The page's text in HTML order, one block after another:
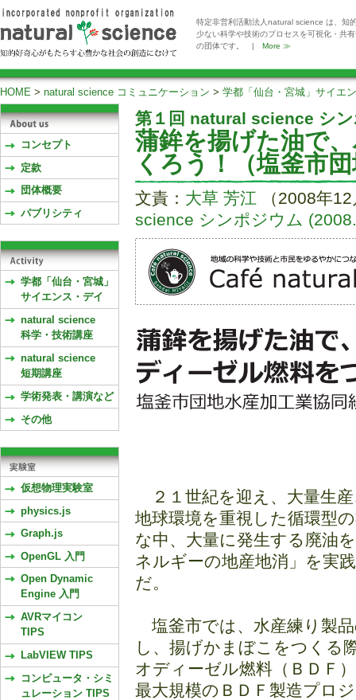
特定非営利活動法人natural science は、知
少ない科学や技術のプロセスを可視化・共
の団体です。 | More ≫
HOME > natural science コミュニケーション > 学都「仙台・宮城」サイエ
第１回 natural science シ
蒲鉾を揚げた油で
くろう！（塩釜市
文責： 大草 芳江 （2008年
science シンポジウム
２１世紀を迎え、大量生
地球環境を重視した循環型
な中、大量に発生する廃油
ネルギーの地産地消」を実
だ。
塩釜市では、水産練り製
し、揚げかまぼこをつくる
オディーゼル燃料（ＢＤＦ
最大規模のＢＤＦ製造プロ
コンセプト
定款
団体概要
パブリシティ
学都「仙台・宮城」
サイエンス・デイ
natural science
科学・技術講座
natural science
短期講座
学術発表・講演など
その他
仮想物理実験室
physics.js
Graph.js
OpenGL 入門
Open Dynamic
Engine 入門
AVRマイコン
TIPS
LabVIEW TIPS
コンピュータ・シミ
ュレーション TIPS